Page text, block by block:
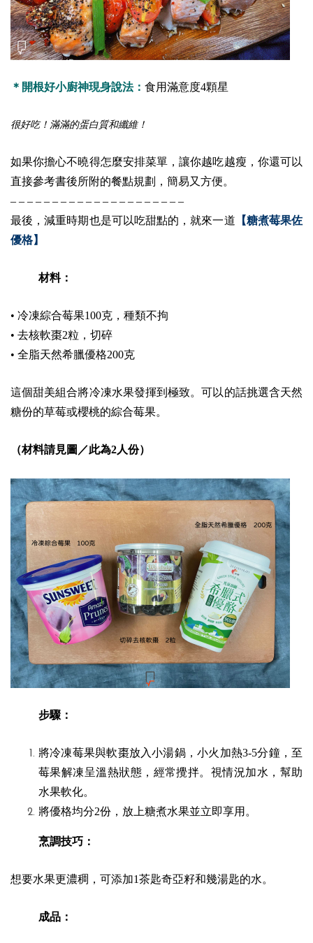
＊開根好小廚神現身說法： 食用滿意度4顆星
很好吃！滿滿的蛋白質和纖維！
如果你擔心不曉得怎麼安排菜單，讓你越吃越瘦，你還可以
直接參考書後所附的餐點規劃，簡易又方便。
– – – – – – – – – – – – – – – – – – – – –
最後，減重時期也是可以吃甜點的，就來一道 【糖煮莓果佐
優格】
材料：
• 冷凍綜合莓果100克，種類不拘
• 去核軟棗2粒，切碎
• 全脂天然希臘優格200克
這個甜美組合將冷凍水果發揮到極致。可以的話挑選含天然
糖份的草莓或櫻桃的綜合莓果。
（材料請見圖／此為2人份）
步驟：
將冷凍莓果與軟棗放入小湯鍋，小火加熱3-5分鐘，至
莓果解凍呈溫熱狀態，經常攪拌。視情況加水，幫助
水果軟化。
將優格均分2份，放上糖煮水果並立即享用。
烹調技巧：
想要水果更濃稠，可添加1茶匙奇亞籽和幾湯匙的水。
成品：